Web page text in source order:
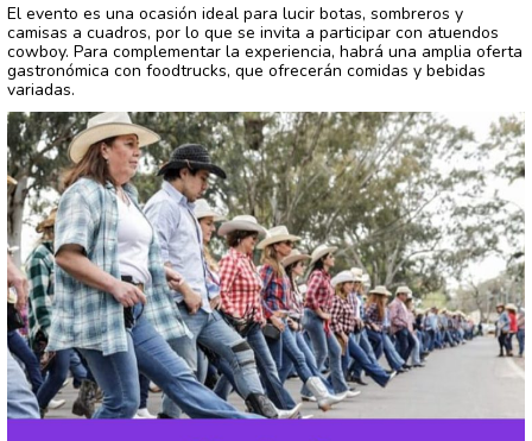
El evento es una ocasión ideal para lucir botas, sombreros y
camisas a cuadros, por lo que se invita a participar con atuendos
cowboy. Para complementar la experiencia, habrá una amplia oferta
gastronómica con foodtrucks, que ofrecerán comidas y bebidas
variadas.